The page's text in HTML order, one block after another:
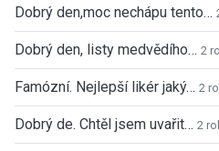
Dobrý den,moc nechápu tento…
Dobrý den, listy medvědího… 2
Famózní. Nejlepší likér jaký… 2
Dobrý de. Chtěl jsem uvařit… 2